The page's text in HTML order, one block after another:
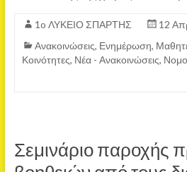
1o ΛΥΚΕΙΟ ΣΠΑΡΤΗΣ
12
Ανακοινώσεις, Ενημέρωση,
Κοινότητες, Νέα - Ανακοινώσεις,
Σεμινάριο παροχής